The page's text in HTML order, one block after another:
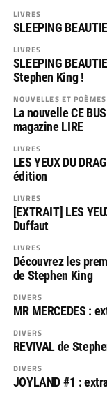
LIVRES
SLEEPING
LIVRES
SLEEPING
Stephen King !
NOUVELLES ET POÈMES
La nouvelle CE
magazine LIRE
LIVRES
LES YEUX DU
édition
LIVRES
[EXTRAIT] LES
Duffaut
LIVRES
Découvrez les
de Stephen King
DIVERS
MR MERCEDES :
DIVERS
REVIVAL de
DIVERS
JOYLAND #1 :